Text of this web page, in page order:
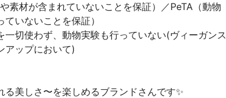
素材が含まれていないことを保証）／PeTA（動物
いないことを保証）
切使わず、動物実験も行っていない(ヴィーガンス
アップにおいて)
美しさ〜を楽しめるブランドさんです✨